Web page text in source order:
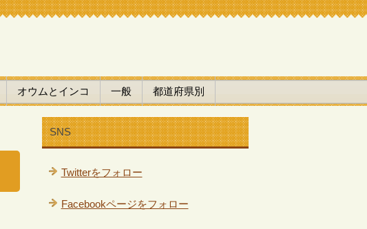
オウムとインコ 一般 都道府県別
SNS
Twitterをフォロー
Facebookページをフォロー